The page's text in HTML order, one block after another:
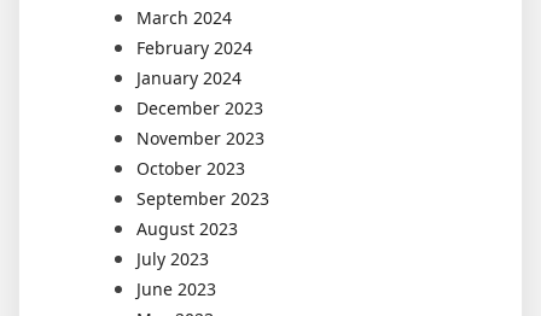
March 2024
February 2024
January 2024
December 2023
November 2023
October 2023
September 2023
August 2023
July 2023
June 2023